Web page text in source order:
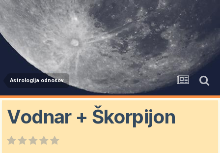
Astrologija odnosov
Vodnar + Škorpijon